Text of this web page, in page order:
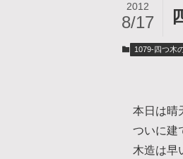
2012
8/17
1079-四つ木
本日は晴
ついに建
木造は早